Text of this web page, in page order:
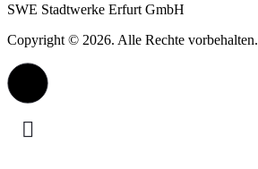
SWE Stadtwerke Erfurt GmbH
Copyright © 2026. Alle Rechte vorbehalten.